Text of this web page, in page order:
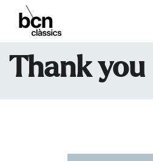
Thank you